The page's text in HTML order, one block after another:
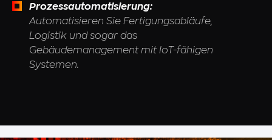
Prozessautomatisierung:
Automatisieren Sie Fertigungsabläufe,
Logistik und sogar das
Gebäudemanagement mit IoT-fähigen
Systemen.